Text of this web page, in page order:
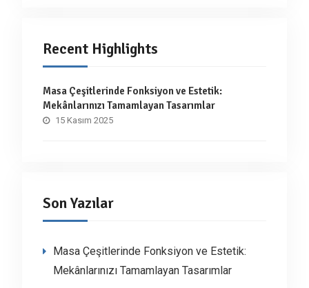
Recent Highlights
Masa Çeşitlerinde Fonksiyon ve Estetik:
Mekânlarınızı Tamamlayan Tasarımlar
15 Kasım 2025
Son Yazılar
Masa Çeşitlerinde Fonksiyon ve Estetik:
Mekânlarınızı Tamamlayan Tasarımlar